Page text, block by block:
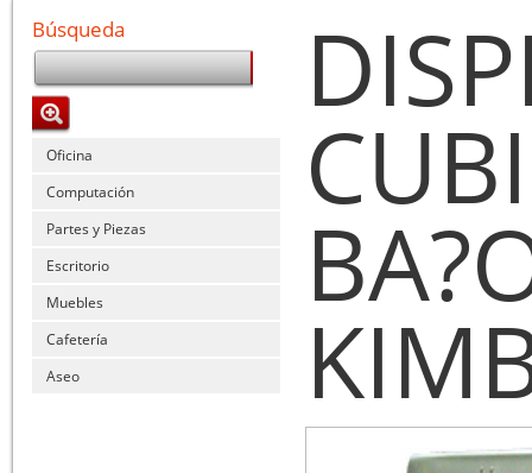
Búsqueda
Oficina
Computación
Partes y Piezas
Escritorio
Muebles
Cafetería
Aseo